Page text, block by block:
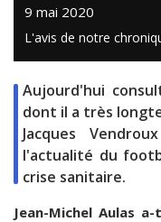
9 mai 2020
L'avis de notre
Aujourd'hui
dont il a très
Jacques
l'actualité du
crise sanitaire.
Jean-Michel Aulas